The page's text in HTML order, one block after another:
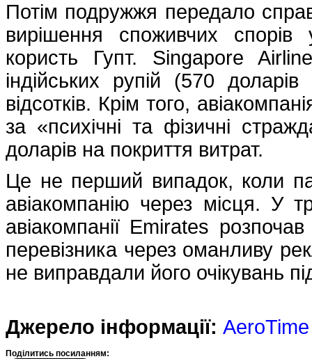
Потім подружжя передало
вирішення споживчих
користь Гупт. Singapore
індійських рупій (570
відсотків. Крім того,
за «психічні та фізичні
доларів на покриття витрат.
Це не перший випадок, коли
авіакомпанію через місця. У
авіакомпанії Emirates
перевізника через оманливу
не виправдали його очікувань
Джерело інформації: AeroTime
Подiлитись посиланням: